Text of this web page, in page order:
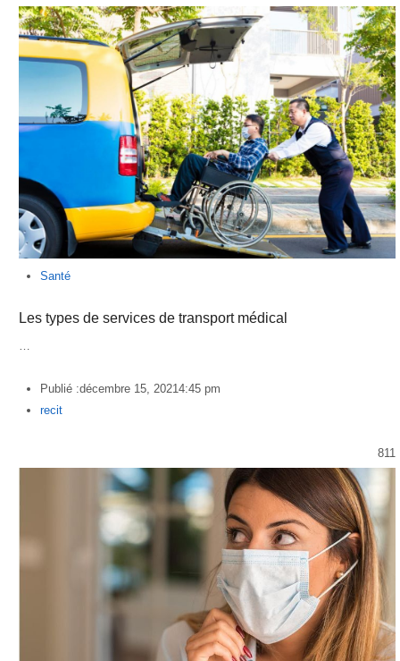
Santé
Les types de services de transport médical
Publié :décembre 15, 20214:45 pm
Author
recit
811